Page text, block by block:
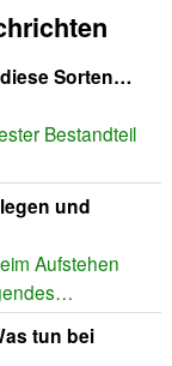
Sorten…
Bestandteil
und
Aufstehen
tun bei